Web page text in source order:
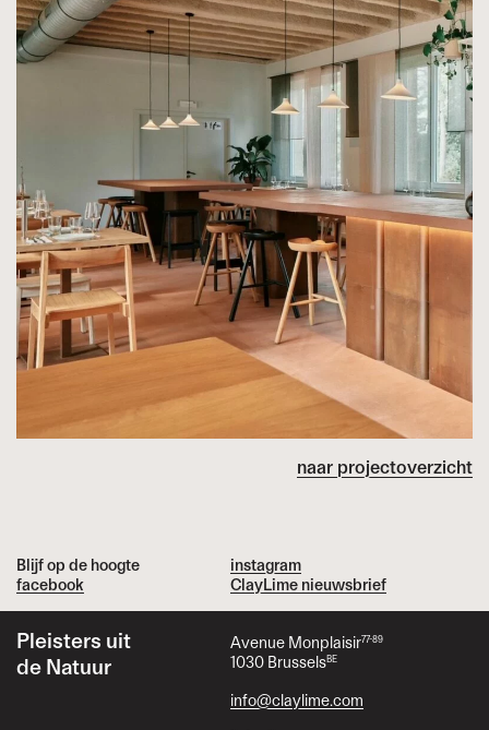
naar projectoverzicht
Blijf op de hoogte
instagram
facebook
ClayLime nieuwsbrief
Pleisters uit
de Natuur
Avenue Monplaisir77-89
1030 BrusselsBE
info@claylime.com